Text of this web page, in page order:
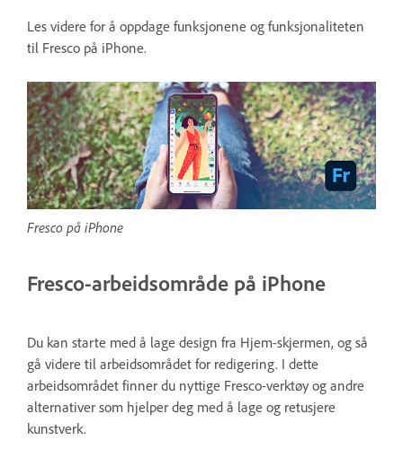
Les videre for å oppdage funksjonene og funksjonaliteten
til Fresco på iPhone.
Fresco på iPhone
Fresco-arbeidsområde på iPhone
Du kan starte med å lage design fra Hjem-skjermen, og så
gå videre til arbeidsområdet for redigering. I dette
arbeidsområdet finner du nyttige Fresco-verktøy og andre
alternativer som hjelper deg med å lage og retusjere
kunstverk.